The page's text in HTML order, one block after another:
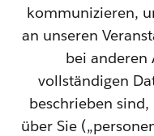
kommunizieren,
an unseren
bei anderen
vollständigen
beschrieben
über Sie